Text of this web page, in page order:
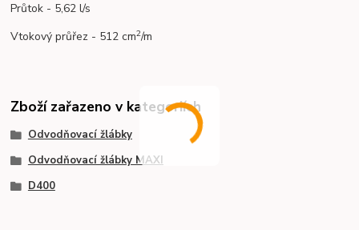
Průtok - 5,62 l/s
Vtokový průřez - 512 cm2/m
Zboží zařazeno v kategoriích
Odvodňovací žlábky
Odvodňovací žlábky MAXI
D400